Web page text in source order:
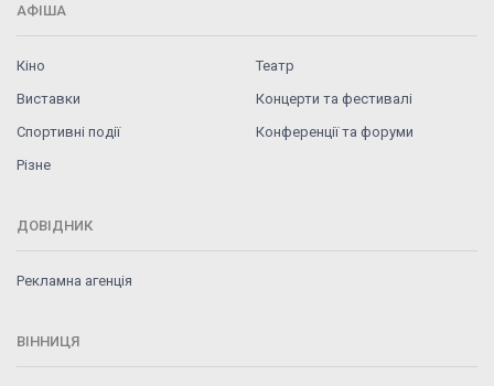
АФІША
Кіно
Театр
Виставки
Концерти та фестивалі
Спортивні події
Конференції та форуми
Різне
ДОВІДНИК
Рекламна агенція
ВІННИЦЯ